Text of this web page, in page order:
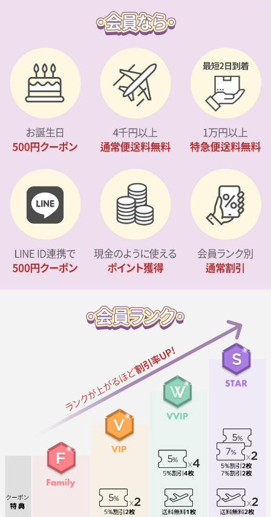
ショッピングガイド
アプリダウンロード
INSTAGRAM LINE